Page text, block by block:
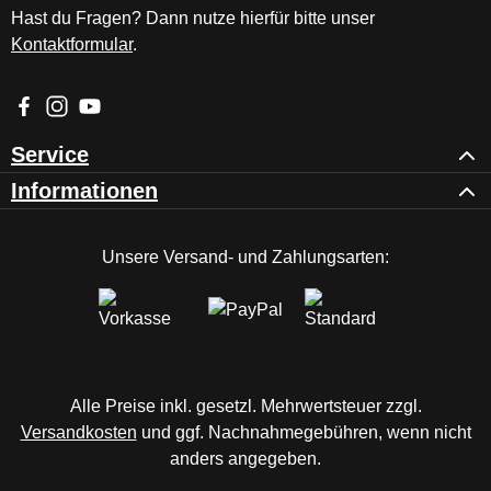
Hast du Fragen? Dann nutze hierfür bitte unser
Kontaktformular.
Besuche uns auf Facebook – öffnet in neuem Tab (externer
Schau auf Instagram vorbei – öffnet in neuem Tab
Sieh dir unsere Videos auf YouTube an – öffnet in
Service
Informationen
Unsere Versand- und Zahlungsarten:
Alle Preise inkl. gesetzl. Mehrwertsteuer zzgl.
Versandkosten und ggf. Nachnahmegebühren, wenn nicht
anders angegeben.